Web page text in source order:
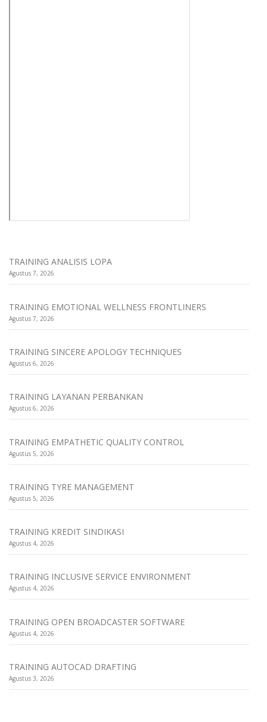
TRAINING ANALISIS LOPA
Agustus 7, 2026
TRAINING EMOTIONAL WELLNESS FRONTLINERS
Agustus 7, 2026
TRAINING SINCERE APOLOGY TECHNIQUES
Agustus 6, 2026
TRAINING LAYANAN PERBANKAN
Agustus 6, 2026
TRAINING EMPATHETIC QUALITY CONTROL
Agustus 5, 2026
TRAINING TYRE MANAGEMENT
Agustus 5, 2026
TRAINING KREDIT SINDIKASI
Agustus 4, 2026
TRAINING INCLUSIVE SERVICE ENVIRONMENT
Agustus 4, 2026
TRAINING OPEN BROADCASTER SOFTWARE
Agustus 4, 2026
TRAINING AUTOCAD DRAFTING
Agustus 3, 2026